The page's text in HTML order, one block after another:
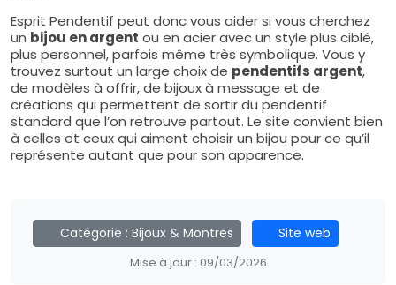
Esprit Pendentif peut donc vous aider si vous cherchez
un bijou en argent ou en acier avec un style plus ciblé,
plus personnel, parfois même très symbolique. Vous y
trouvez surtout un large choix de pendentifs argent,
de modèles à offrir, de bijoux à message et de
créations qui permettent de sortir du pendentif
standard que l’on retrouve partout. Le site convient bien
à celles et ceux qui aiment choisir un bijou pour ce qu’il
représente autant que pour son apparence.
Catégorie : Bijoux & Montres Site web
Mise à jour : 09/03/2026